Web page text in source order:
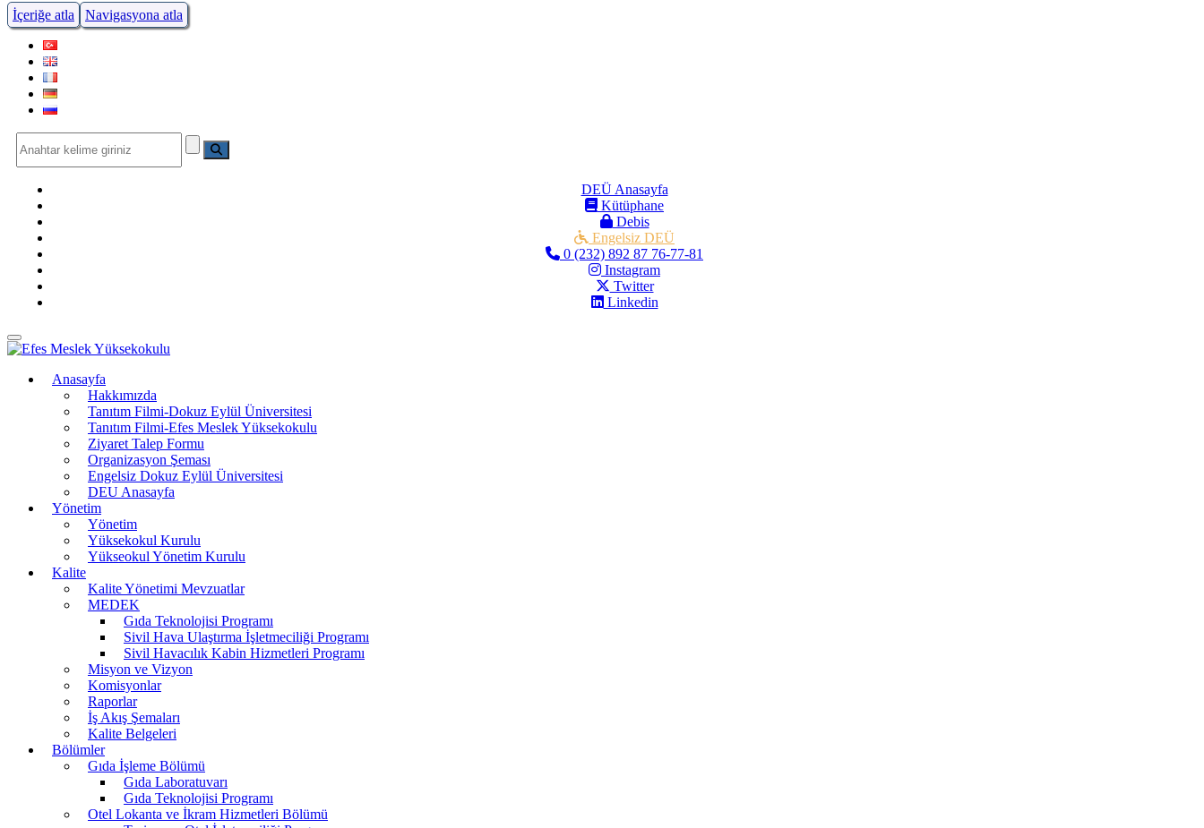
İçeriğe atla Navigasyona atla
DEÜ Anasayfa
Kütüphane
Debis
Engelsiz DEÜ
0 (232) 892 87 76-77-81
Instagram
Twitter
Linkedin
Menüye Geç
Anasayfa
Hakkımızda
Tanıtım Filmi-Dokuz Eylül Üniversitesi
Tanıtım Filmi-Efes Meslek Yüksekokulu
Ziyaret Talep Formu
Organizasyon Şeması
Engelsiz Dokuz Eylül Üniversitesi
DEU Anasayfa
Yönetim
Yönetim
Yüksekokul Kurulu
Yükseokul Yönetim Kurulu
Kalite
Kalite Yönetimi Mevzuatlar
MEDEK
Gıda Teknolojisi Programı
Sivil Hava Ulaştırma İşletmeciliği Programı
Sivil Havacılık Kabin Hizmetleri Programı
Misyon ve Vizyon
Komisyonlar
Raporlar
İş Akış Şemaları
Kalite Belgeleri
Bölümler
Gıda İşleme Bölümü
Gıda Laboratuvarı
Gıda Teknolojisi Programı
Otel Lokanta ve İkram Hizmetleri Bölümü